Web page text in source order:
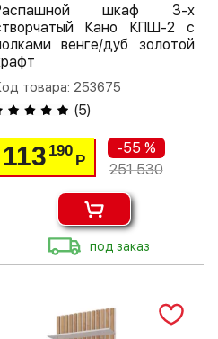
шкаф 3-х
Кано КПШ-2 с
венге/дуб золотой
товара: 253675
(5)
113 190
Р
-55 %
251 530
под заказ